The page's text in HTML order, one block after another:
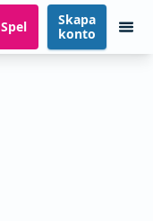
Spel
Skapa
konto